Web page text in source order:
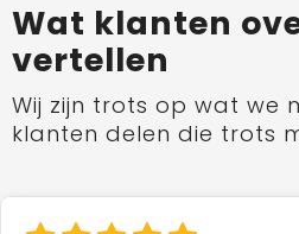
Wat klanten
vertellen
Wij zijn trots op wat we
klanten delen die trots